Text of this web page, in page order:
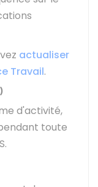
actualiser
Travail.
d'activité,
toute